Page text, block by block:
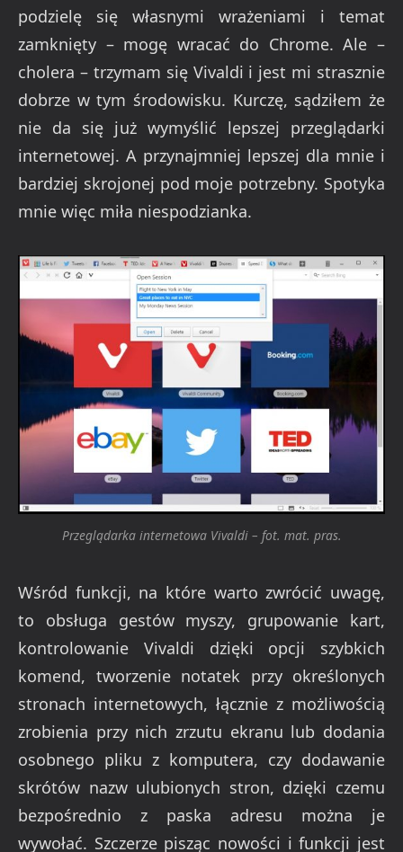
podzielę się własnymi wrażeniami i temat
zamknięty – mogę wracać do Chrome. Ale –
cholera – trzymam się Vivaldi i jest mi strasznie
dobrze w tym środowisku. Kurczę, sądziłem że
nie da się już wymyślić lepszej przeglądarki
internetowej. A przynajmniej lepszej dla mnie i
bardziej skrojonej pod moje potrzebny. Spotyka
mnie więc miła niespodzianka.
Przeglądarka internetowa Vivaldi – fot. mat. pras.
Wśród funkcji, na które warto zwrócić uwagę,
to obsługa gestów myszy, grupowanie kart,
kontrolowanie Vivaldi dzięki opcji szybkich
komend, tworzenie notatek przy określonych
stronach internetowych, łącznie z możliwością
zrobienia przy nich zrzutu ekranu lub dodania
osobnego pliku z komputera, czy dodawanie
skrótów nazw ulubionych stron, dzięki czemu
bezpośrednio z paska adresu można je
wywołać. Szczerze pisząc nowości i funkcji jest